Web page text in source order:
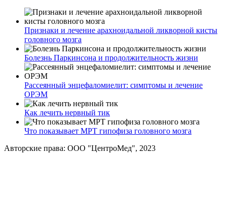
Признаки и лечение арахноидальной ликворной кисты
головного мозга
Болезнь Паркинсона и продолжительность жизни
Рассеянный энцефаломиелит: симптомы и лечение
ОРЭМ
Как лечить нервный тик
Что показывает МРТ гипофиза головного мозга
Авторские права: ООО "ЦентроМед", 2023